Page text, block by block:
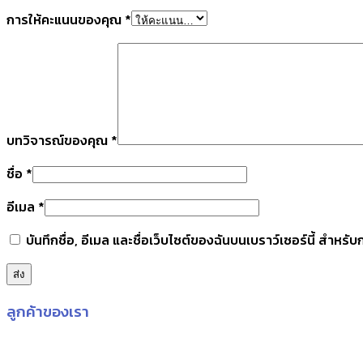
การให้คะแนนของคุณ *
บทวิจารณ์ของคุณ *
ชื่อ *
อีเมล *
บันทึกชื่อ, อีเมล และชื่อเว็บไซต์ของฉันบนเบราว์เซอร์นี้ สำหรั
ลูกค้าของเรา